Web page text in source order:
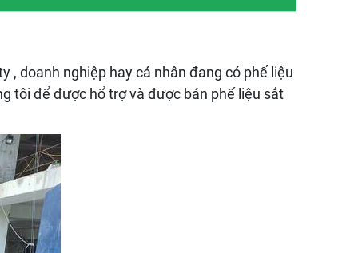
, doanh nghiệp hay cá nhân đang có phế liệu
tôi để được hổ trợ và được bán phế liệu sắt